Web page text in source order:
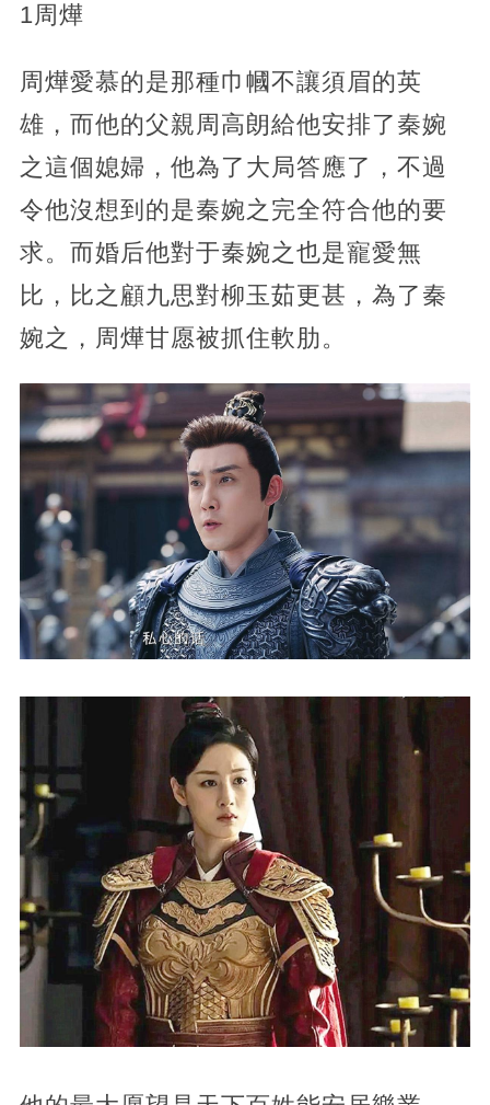
1周燁
周燁愛慕的是那種巾幗不讓須眉的英
雄，而他的父親周高朗給他安排了秦婉
之這個媳婦，他為了大局答應了，不過
令他沒想到的是秦婉之完全符合他的要
求。而婚后他對于秦婉之也是寵愛無
比，比之顧九思對柳玉茹更甚，為了秦
婉之，周燁甘愿被抓住軟肋。